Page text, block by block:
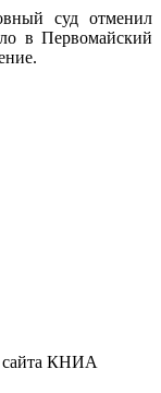
суд отменил
в Первомайский
сайта КНИА